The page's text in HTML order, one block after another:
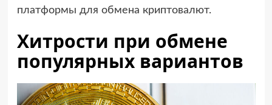
платформы для обмена криптовалют.
Хитрости при обмене
популярных вариантов